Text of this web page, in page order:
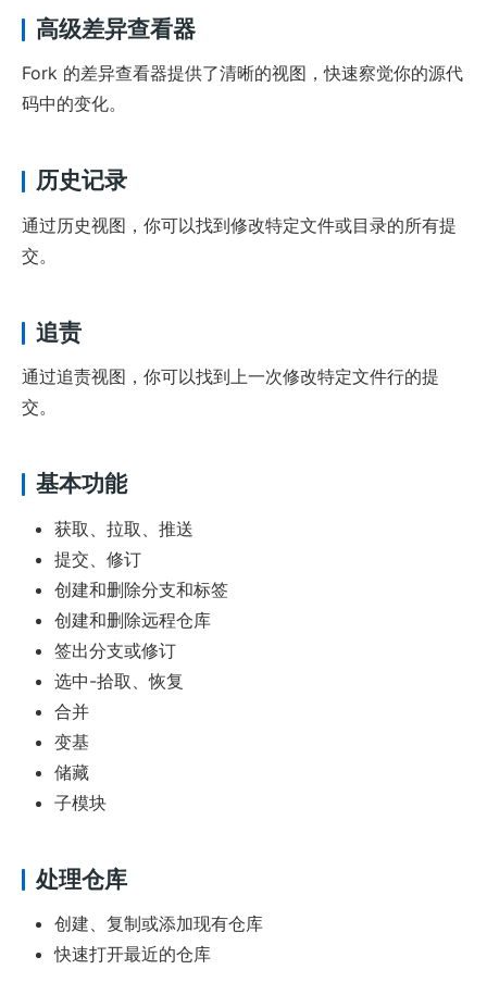
高级差异查看器
Fork 的差异查看器提供了清晰的视图，快速察觉你的源代
码中的变化。
历史记录
通过历史视图，你可以找到修改特定文件或目录的所有提
交。
追责
通过追责视图，你可以找到上一次修改特定文件行的提
交。
基本功能
获取、拉取、推送
提交、修订
创建和删除分支和标签
创建和删除远程仓库
签出分支或修订
选中-拾取、恢复
合并
变基
储藏
子模块
处理仓库
创建、复制或添加现有仓库
快速打开最近的仓库